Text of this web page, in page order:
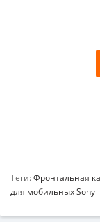
Теги:Фронтальная
для мобильных Sony